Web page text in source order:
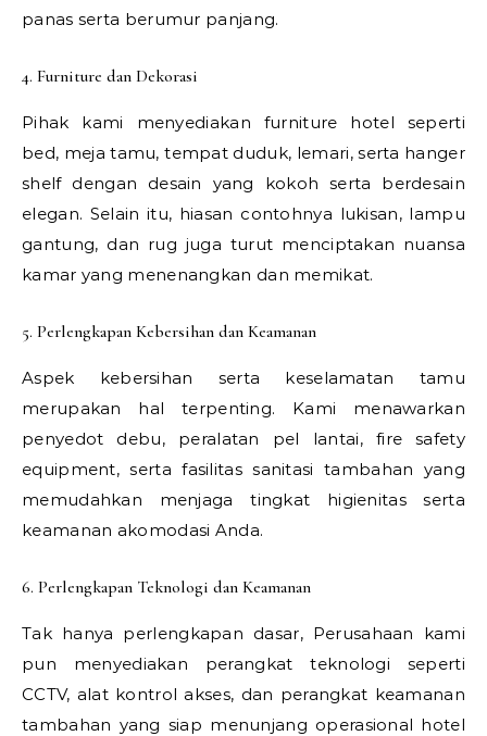
panas serta berumur panjang.
4. Furniture dan Dekorasi
Pihak kami menyediakan furniture hotel seperti
bed, meja tamu, tempat duduk, lemari, serta hanger
shelf dengan desain yang kokoh serta berdesain
elegan. Selain itu, hiasan contohnya lukisan, lampu
gantung, dan rug juga turut menciptakan nuansa
kamar yang menenangkan dan memikat.
5. Perlengkapan Kebersihan dan Keamanan
Aspek kebersihan serta keselamatan tamu
merupakan hal terpenting. Kami menawarkan
penyedot debu, peralatan pel lantai, fire safety
equipment, serta fasilitas sanitasi tambahan yang
memudahkan menjaga tingkat higienitas serta
keamanan akomodasi Anda.
6. Perlengkapan Teknologi dan Keamanan
Tak hanya perlengkapan dasar, Perusahaan kami
pun menyediakan perangkat teknologi seperti
CCTV, alat kontrol akses, dan perangkat keamanan
tambahan yang siap menunjang operasional hotel